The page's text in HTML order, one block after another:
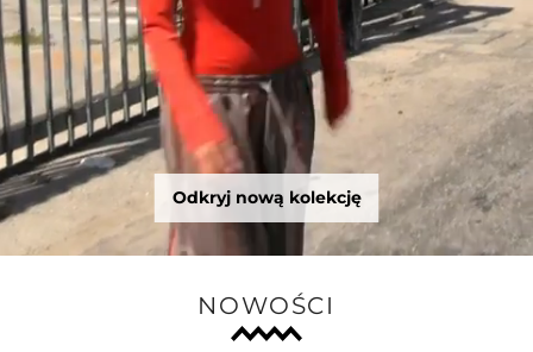
Odkryj nową kolekcję
NOWOŚCI